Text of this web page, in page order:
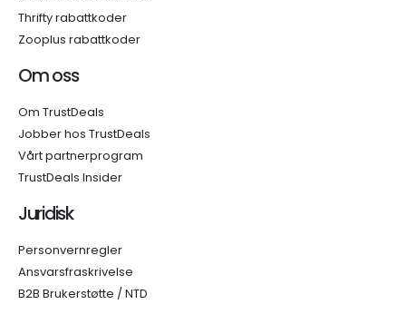
Thrifty rabattkoder
Zooplus rabattkoder
Om oss
Om TrustDeals
Jobber hos TrustDeals
Vårt partnerprogram
TrustDeals Insider
Juridisk
Personvernregler
Ansvarsfraskrivelse
B2B Brukerstøtte / NTD